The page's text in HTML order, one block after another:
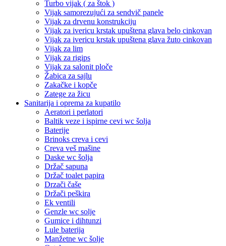
Turbo vijak ( za štok )
Vijak samorezujući za sendvič panele
Vijak za drvenu konstrukciju
Vijak za ivericu krstak upuštena glava belo cinkovan
Vijak za ivericu krstak upuštena glava žuto cinkovan
Vijak za lim
Vijak za rigips
Vijak za salonit ploče
Žabica za sajlu
Zakačke i kopče
Zatege za žicu
Sanitarija i oprema za kupatilo
Aeratori i perlatori
Baltik veze i ispirne cevi wc šolja
Baterije
Brinoks creva i cevi
Creva veš mašine
Daske wc šolja
Držač sapuna
Držač toalet papira
Drzači čaše
Držači peškira
Ek ventili
Genzle wc solje
Gumice i dihtunzi
Lule baterija
Manžetne wc šolje